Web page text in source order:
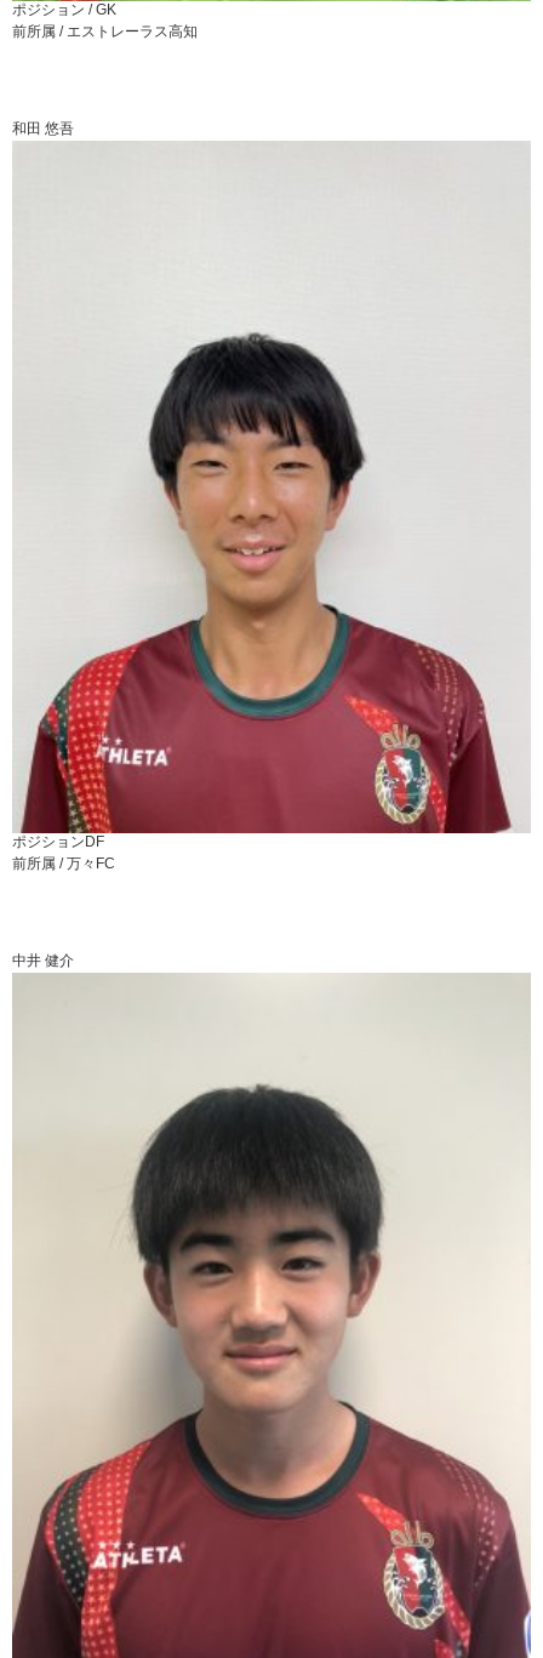
ポジション /GK
前所属 / エストレーラス高知
和田 悠吾
ポジションDF
前所属 /万々FC
中井 健介